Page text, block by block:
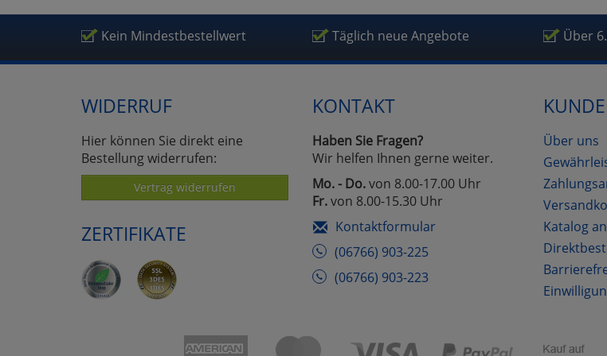
Kein Mindestbestellwert Täglich neue Angebote Über
WIDERRUF
Hier können Sie direkt eine
Bestellung widerrufen:
Vertrag widerrufen
ZERTIFIKATE
KONTAKT
Haben Sie Fragen?
Wir helfen Ihnen gerne weiter.
Mo. - Do.von 8.00-17.00 Uhr
Fr.von 8.00-15.30 Uhr
Kontaktformular
(06766) 903-225
(06766) 903-223
Über uns
Katalog
Umfragetools
zurückzu